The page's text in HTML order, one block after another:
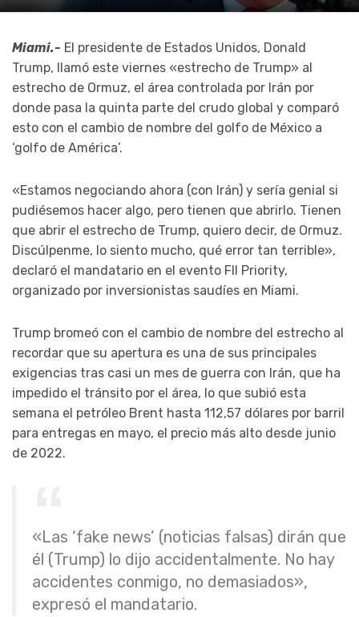
Miami.- El presidente de Estados Unidos, Donald
Trump, llamó este viernes «estrecho de Trump» al
estrecho de Ormuz, el área controlada por Irán por
donde pasa la quinta parte del crudo global y comparó
esto con el cambio de nombre del golfo de México a
‘golfo de América’.
«Estamos negociando ahora (con Irán) y sería genial si
pudiésemos hacer algo, pero tienen que abrirlo. Tienen
que abrir el estrecho de Trump, quiero decir, de Ormuz.
Discúlpenme, lo siento mucho, qué error tan terrible»,
declaró el mandatario en el evento FII Priority,
organizado por inversionistas saudíes en Miami.
Trump bromeó con el cambio de nombre del estrecho al
recordar que su apertura es una de sus principales
exigencias tras casi un mes de guerra con Irán, que ha
impedido el tránsito por el área, lo que subió esta
semana el petróleo Brent hasta 112,57 dólares por barril
para entregas en mayo, el precio más alto desde junio
de 2022.
«Las ‘fake news’ (noticias falsas) dirán que
él (Trump) lo dijo accidentalmente. No hay
accidentes conmigo, no demasiados»,
expresó el mandatario.